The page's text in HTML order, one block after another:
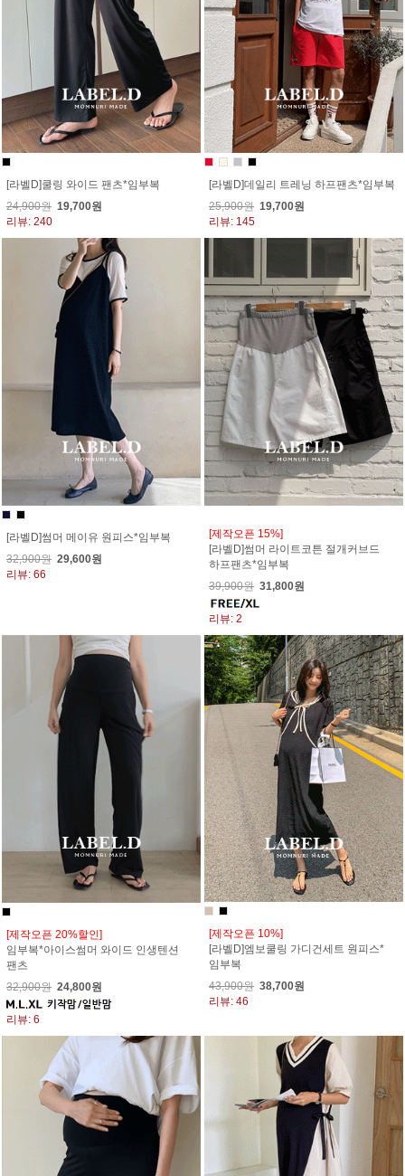
[라벨D]쿨링 와이드 팬츠*임부복
24,900원 19,700원
리뷰: 240
[라벨D]데일리 트레닝 하프팬츠*임부복
25,900원 19,700원
리뷰: 145
[라벨D]썸머 메이유 원피스*임부복
32,900원 29,600원
리뷰: 66
[제작오픈 15%]
[라벨D]썸머 라이트코튼 절개커브드
하프팬츠*임부복
39,900원 31,800원
리뷰: 2
[제작오픈 20%할인]
임부복*아이스썸머 와이드 인생텐션
팬츠
32,900원 24,800원
리뷰: 6
[제작오픈 10%]
[라벨D]엠보쿨링 가디건세트 원피스*
임부복
43,900원 38,700원
리뷰: 46